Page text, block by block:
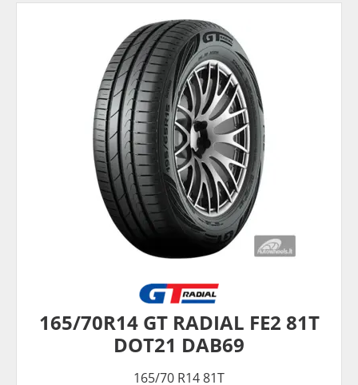
165/70R14 GT RADIAL FE2 81T
DOT21 DAB69
165/70 R14 81T